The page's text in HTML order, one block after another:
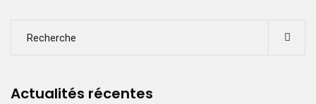
Actualités récentes